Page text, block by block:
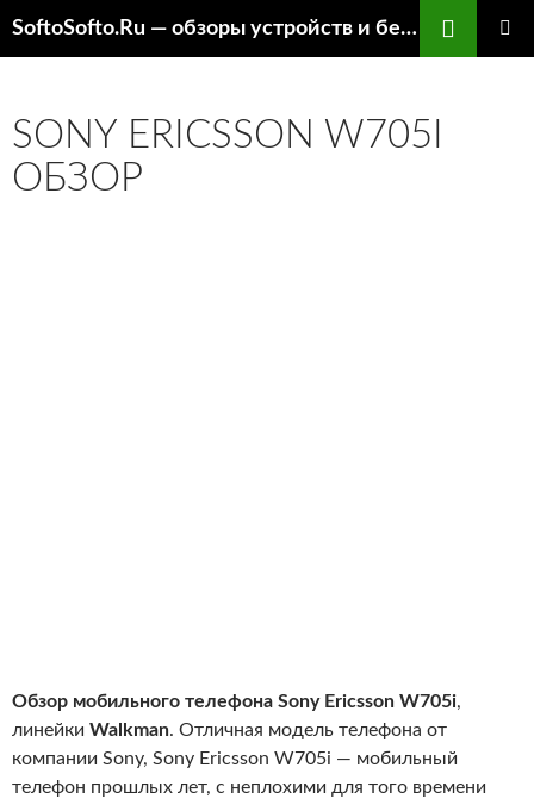
SoftoSofto.Ru — обзоры устройств и бесплатный софт
SONY ERICSSON W705I
ОБЗОР
Обзор мобильного телефона Sony Ericsson W705i,
линейки Walkman. Отличная модель телефона от
компании Sony, Sony Ericsson W705i — мобильный
телефон прошлых лет, с неплохими для того времени